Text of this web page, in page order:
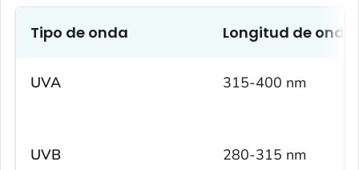
Tipo de onda Longitud de
UVA 315-400 nm
UVB 280-315 nm